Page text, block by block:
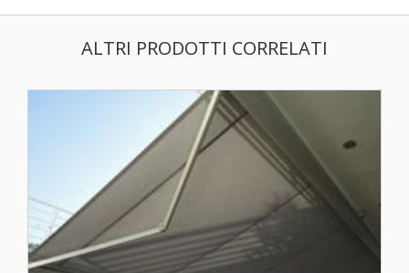
ALTRI PRODOTTI CORRELATI